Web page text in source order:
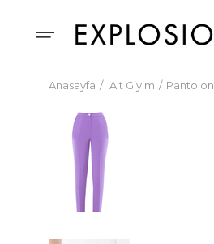
Anasayfa Alt Giyim Pantolon